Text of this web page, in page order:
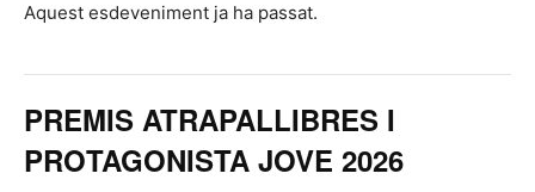
Aquest esdeveniment ja ha passat.
PREMIS ATRAPALLIBRES I
PROTAGONISTA JOVE 2026